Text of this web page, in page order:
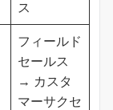
ス
フィールド
セールス
→ カスタ
マーサクセ